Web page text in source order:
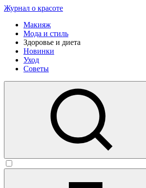
Журнал о красоте
Макияж
Мода и стиль
Здоровье и диета
Новинки
Уход
Советы